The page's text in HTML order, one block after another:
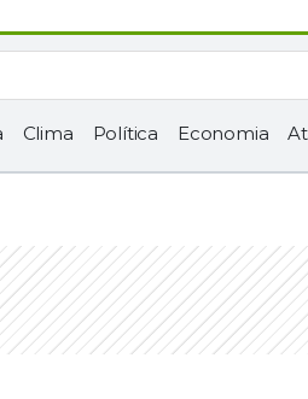
Clima Política Economia